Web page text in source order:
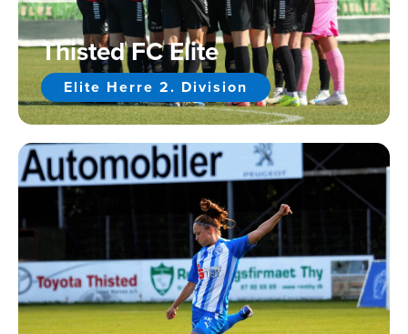
Thisted FC Elite
Elite Herre 2. Division